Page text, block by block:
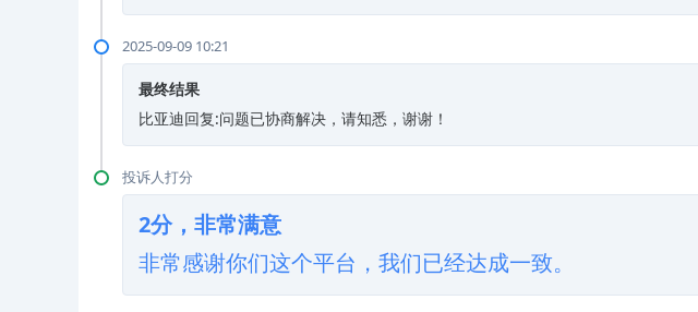
2025-09-09 10:21
最终结果
比亚迪回复:问题已协商解决，请知悉，谢谢！
投诉人打分
2分，非常满意
非常感谢你们这个平台，我们已经达成一致。